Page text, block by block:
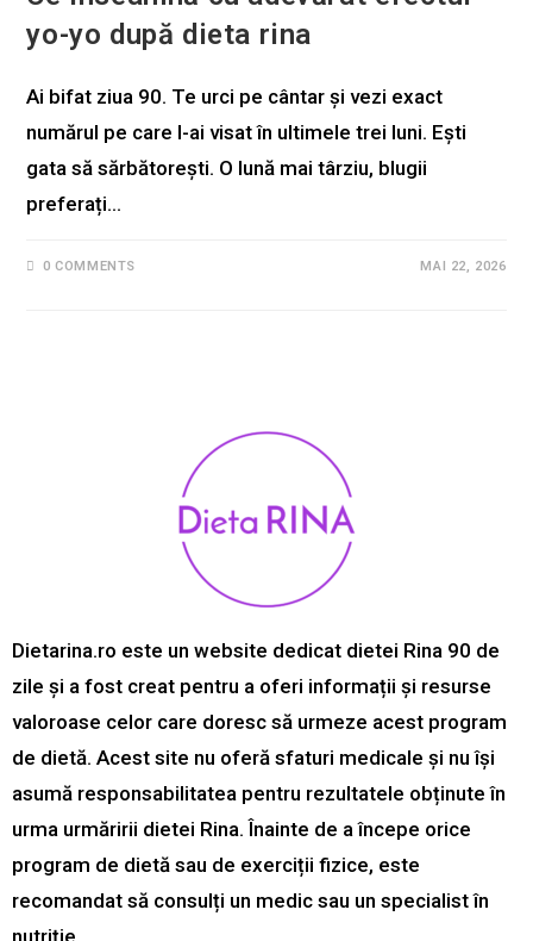
yo-yo după dieta rina
Ai bifat ziua 90. Te urci pe cântar și vezi exact
numărul pe care l-ai visat în ultimele trei luni. Ești
gata să sărbătorești. O lună mai târziu, blugii
preferați…
0 COMMENTS MAI 22, 2026
Dietarina.ro este un website dedicat dietei Rina 90 de
zile și a fost creat pentru a oferi informații și resurse
valoroase celor care doresc să urmeze acest program
de dietă. Acest site nu oferă sfaturi medicale și nu își
asumă responsabilitatea pentru rezultatele obținute în
urma urmăririi dietei Rina. Înainte de a începe orice
program de dietă sau de exerciții fizice, este
recomandat să consulți un medic sau un specialist în
nutriție.